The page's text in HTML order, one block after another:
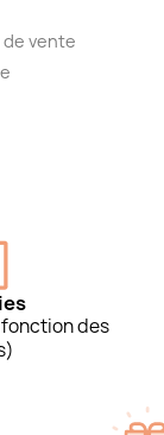
vente
fonction des